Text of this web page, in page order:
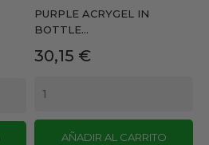
PURPLE ACRYGEL IN
BOTTLE...
Precio
30,15 €
AÑADIR AL CARRITO